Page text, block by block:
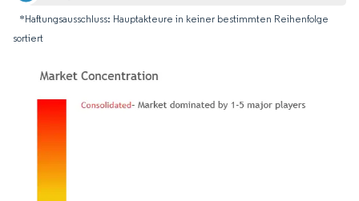
*Haftungsausschluss: Hauptakteure in keiner bestimmten Reihenfolge
sortiert